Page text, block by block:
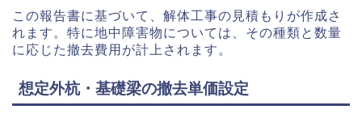
この報告書に基づいて、解体工事の見積もりが作成さ
れます。特に地中障害物については、その種類と数量
に応じた撤去費用が計上されます。
想定外杭・基礎梁の撤去単価設定